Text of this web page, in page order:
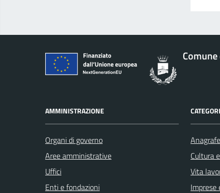
AMMINISTRAZIONE
Organi di governo
Aree amministrative
Uffici
Enti e fondazioni
Cultura
Vita
Imprese